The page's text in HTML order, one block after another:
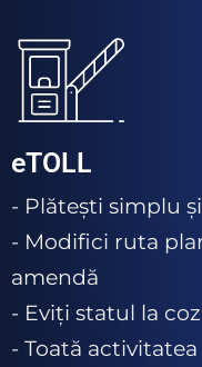
eTOLL
- Plătești simplu
- Modifici ruta
amendă
- Eviți statul la
- Toată